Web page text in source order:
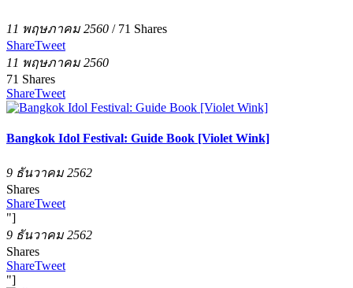
11 พฤษภาคม 2560 / 71 Shares
ShareTweet
11 พฤษภาคม 2560
71 Shares
ShareTweet
Bangkok Idol Festival: Guide Book [Violet Wink]
9 ธันวาคม 2562
Shares
ShareTweet
"]
9 ธันวาคม 2562
Shares
ShareTweet
"]